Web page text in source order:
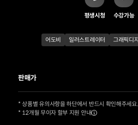
평생시청 수강가능
어도비 일러스트레이터 그래픽디
판매가
* 상품별 유의사항을 하단에서 반드시 확인해주세요.
* 12개월 무이자 할부 지원 안내